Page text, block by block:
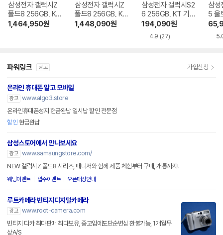
삼성전자 갤럭시Z
폴드8 256GB, KT
기기변경 완납
1,464,950원
삼성전자 갤럭시Z
폴드8 256GB, KT
번호이동 완납
1,448,090원
삼성전자 갤럭시S2
6 256GB, KT 기기
변경 완납
194,090원
4.9 (27)
삼성
5 울
KT
파워링크 광고 가입신청
온라인 휴대폰 알고 모바일
광고 www.algo3.store
온라인휴대폰성지 현금완납 일시납 할인 전문점
할인 현금완납
삼성스토어에서 만나보세요
광고 www.samsungstore.com/
NEW 갤럭시Z 폴드8 시리즈, 매니저와 함께 제품 체험부터 구매, 개통까지!
웨딩이벤트 입주이벤트 오픈매장안내
루트카메라 빈티지디지털카메라
광고 www.root-camera.com
빈티지 디카 최댜판매 최댜보유, 중고임에도단순변심 환불가능, 1개월무
상A/S